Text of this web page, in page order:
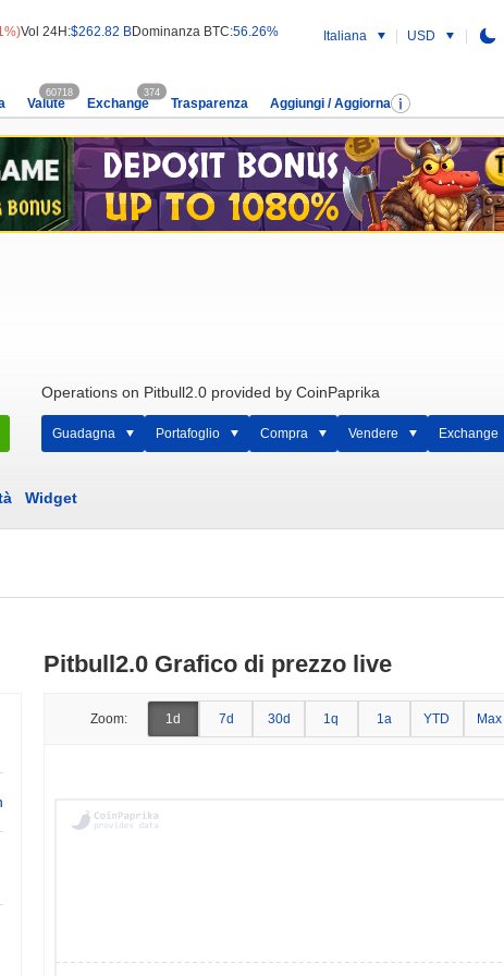
Vol 24H:$262.82 BDominanza BTC:56.26% Italiana USD
Valute
60718
Exchange
374
Trasparenza Aggiungi / Aggiorna
Operations on Pitbull2.0 provided by CoinPaprika
Guadagna Portafoglio Compra Vendere Exchange
Widget
Pitbull2.0 Grafico di prezzo live
Zoom: 1d 7d 30d 1q 1a YTD Max